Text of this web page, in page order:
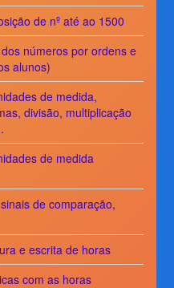
de nº até ao 1500
números por ordens e
alunos)
de medida,
divisão, multiplicação
de medida
de comparação,
e escrita de horas
com as horas